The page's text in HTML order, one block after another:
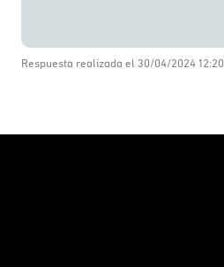
Respuesta realizada el 30/04/2024 12:20